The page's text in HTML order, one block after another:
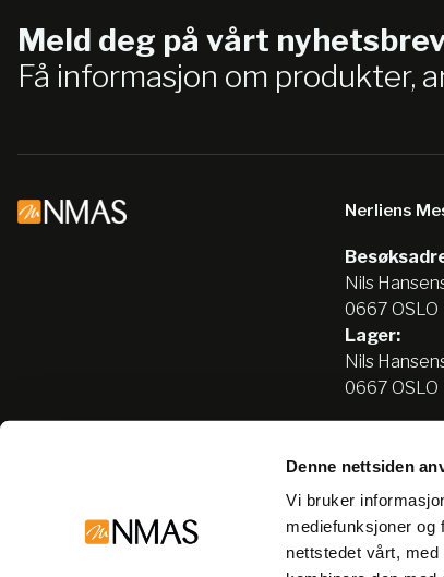
Denne nettsiden
Vi bruker
mediefunksjoner og
nettstedet vårt,
Meld deg på vårt
Få informasjon om produkter,
Nerliens
Nils
0667 OSLO
Lager:
Nils
0667 OSLO